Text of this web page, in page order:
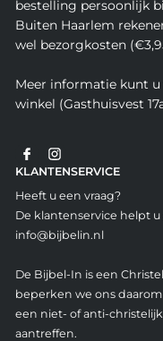
bestelling persoonlijk
Buiten Haarlem
wel bezorgkosten
Meer informatie kunt u
winkel (Gasthuisvest
KLANTENSERVICE
Heeft u een vraag?
De klantenservice helpt u
info@bijbelin.nl
De Bijbel-In is een
beperken we ons
een niet- of anti-
aantreffen.